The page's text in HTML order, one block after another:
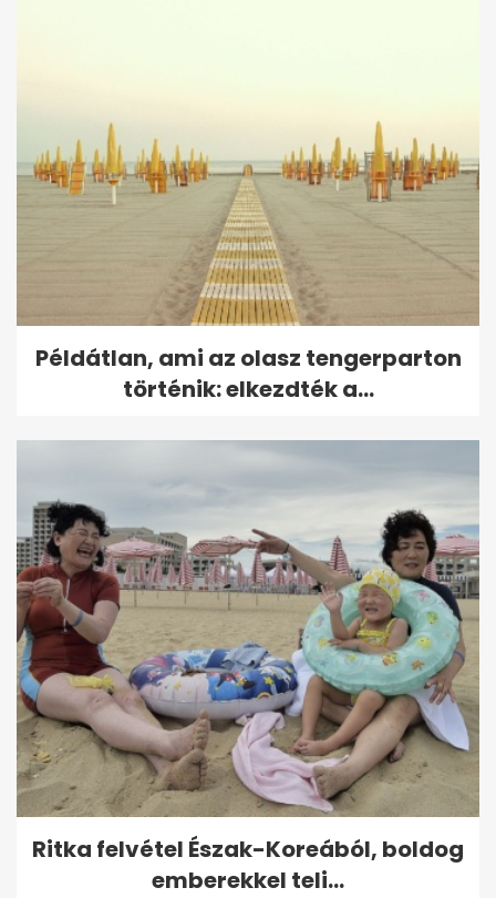
Példátlan, ami az olasz tengerparton
történik: elkezdték a...
Ritka felvétel Észak-Koreából, boldog
emberekkel teli...